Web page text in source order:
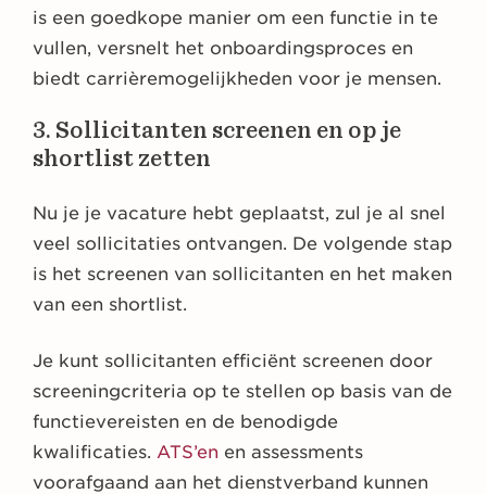
is een goedkope manier om een functie in te
vullen, versnelt het onboardingsproces en
biedt carrièremogelijkheden voor je mensen.
3. Sollicitanten screenen en op je
shortlist zetten
Nu je je vacature hebt geplaatst, zul je al snel
veel sollicitaties ontvangen. De volgende stap
is het screenen van sollicitanten en het maken
van een shortlist.
Je kunt sollicitanten efficiënt screenen door
screeningcriteria op te stellen op basis van de
functievereisten en de benodigde
kwalificaties. ATS’en en assessments
voorafgaand aan het dienstverband kunnen